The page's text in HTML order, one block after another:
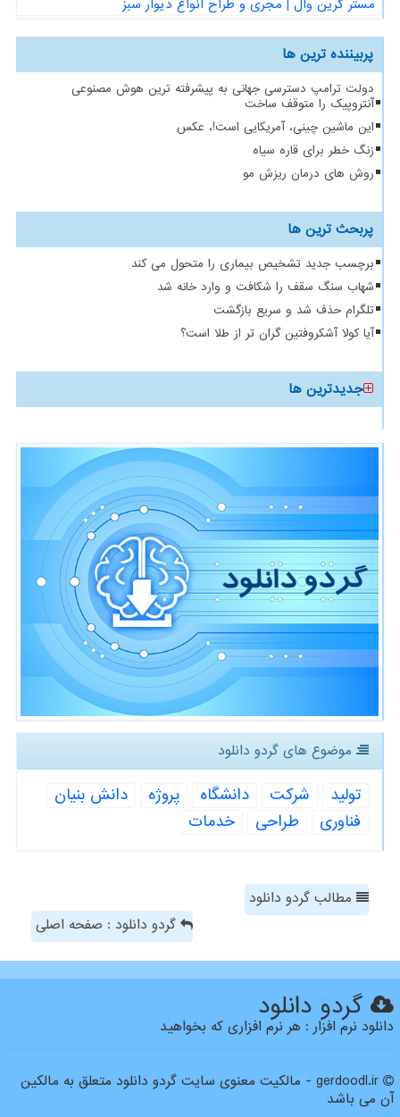
مستر گرین وال | مجری و طراح انواع دیوار سبز
پربیننده ترین ها
دولت ترامپ دسترسی جهانی به پیشرفته ترین هوش مصنوعی
آنتروپیک را متوقف ساخت
این ماشین چینی، آمریکایی است!، عکس
زنگ خطر برای قاره سیاه
روش های درمان ریزش مو
پربحث ترین ها
برچسب جدید تشخیص بیماری را متحول می کند
شهاب سنگ سقف را شکافت و وارد خانه شد
تلگرام حذف شد و سریع بازگشت
آیا کولا آشکروفتین گران تر از طلا است؟
جدیدترین ها
موضوع های گردو دانلود
تولید شركت دانشگاه پروژه
دانش بنیان
فناوری
طراحی خدمات
مطالب گردو دانلود
گردو دانلود : صفحه اصلی
گردو دانلود
دانلود نرم افزار : هر نرم افزاری که بخواهید
gerdoodl.ir - مالکیت معنوی سایت گردو دانلود متعلق به مالکین
آن می باشد